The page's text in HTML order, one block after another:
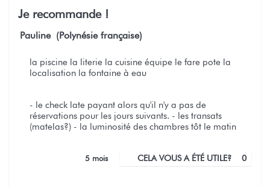
Je recommande !
Pauline (Polynésie française)
la piscine la literie la cuisine équipe le fare pote la
localisation la fontaine à eau
- le check late payant alors qu'il n'y a pas de
réservations pour les jours suivants. - les transats
(matelas?) - la luminosité des chambres tôt le matin
CELA VOUS A ÉTÉ UTILE? 0
5 mois